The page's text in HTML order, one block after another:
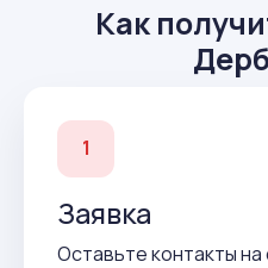
Как
1
Заявка
Оставьте контакты